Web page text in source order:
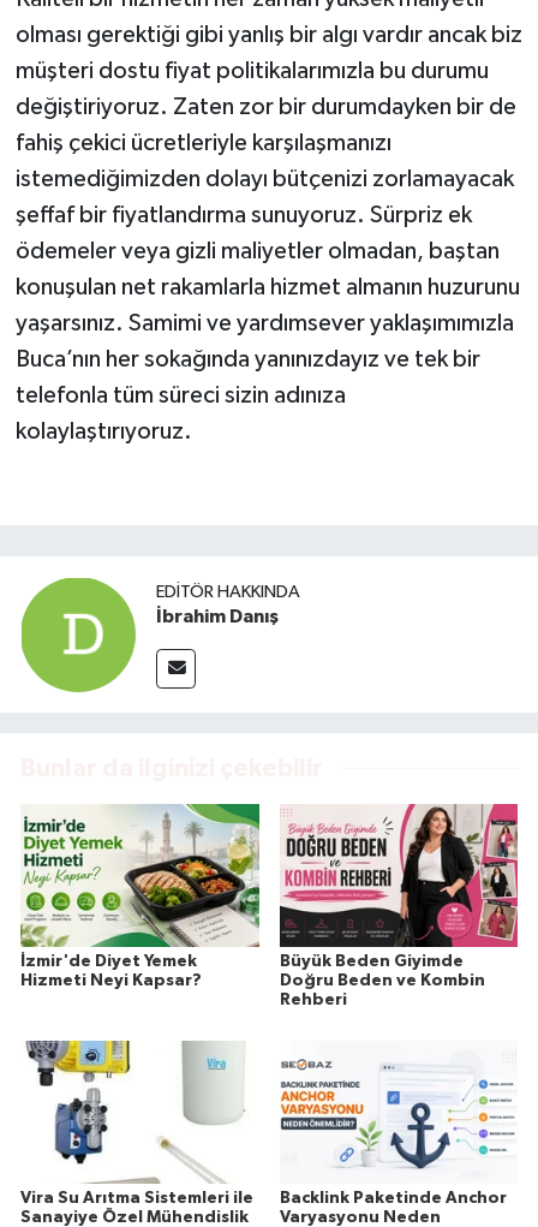
olması gerektiği gibi yanlış bir algı vardır ancak biz
müşteri dostu fiyat politikalarımızla bu durumu
değiştiriyoruz. Zaten zor bir durumdayken bir de
fahiş çekici ücretleriyle karşılaşmanızı
istemediğimizden dolayı bütçenizi zorlamayacak
şeffaf bir fiyatlandırma sunuyoruz. Sürpriz ek
ödemeler veya gizli maliyetler olmadan, baştan
konuşulan net rakamlarla hizmet almanın huzurunu
yaşarsınız. Samimi ve yardımsever yaklaşımımızla
Buca’nın her sokağında yanınızdayız ve tek bir
telefonla tüm süreci sizin adınıza
kolaylaştırıyoruz.
EDITÖR HAKKINDA
İbrahim Danış
İzmir'de Diyet Yemek
Hizmeti Neyi Kapsar?
Büyük Beden Giyimde
Doğru Beden ve Kombin
Rehberi
Vira Su Arıtma Sistemleri ile
Sanayiye Özel Mühendislik
Backlink Paketinde Anchor
Varyasyonu Neden